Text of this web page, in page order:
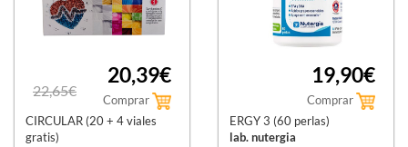
22,65€
20,39€
Comprar
CIRCULAR (20 + 4 viales
gratis)
19,90€
Comprar
ERGY 3 (60 perlas)
lab. nutergia